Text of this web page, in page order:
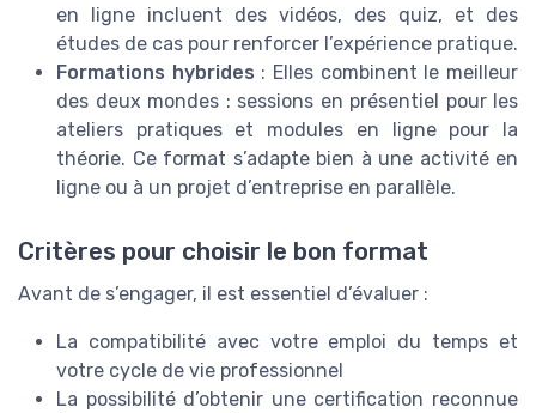
en ligne incluent des vidéos, des quiz, et des
études de cas pour renforcer l’expérience pratique.
Formations hybrides : Elles combinent le meilleur
des deux mondes : sessions en présentiel pour les
ateliers pratiques et modules en ligne pour la
théorie. Ce format s’adapte bien à une activité en
ligne ou à un projet d’entreprise en parallèle.
Critères pour choisir le bon format
Avant de s’engager, il est essentiel d’évaluer :
La compatibilité avec votre emploi du temps et
votre cycle de vie professionnel
La possibilité d’obtenir une certification reconnue